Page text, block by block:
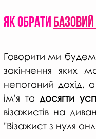
Як обрати
Говорити ми
закінчення яких
непоганий дохід,
ім'я та досягти
візажистів на
"Візажист з нуля